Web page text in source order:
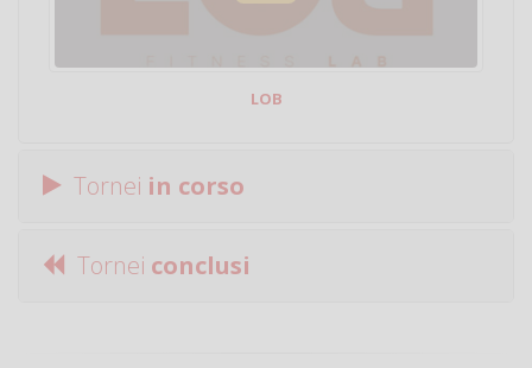
LOB
Tornei in corso
Tornei conclusi